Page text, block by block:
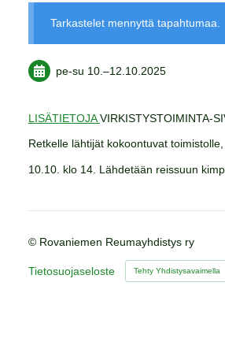
Tarkastelet mennyttä tapahtumaa.
pe-su 10.–12.10.2025
LISÄTIETOJAVIRKISTYSTOIMINTA-
Retkelle lähtijät kokoontuvat
10.10. klo 14. Lähdetään reissuun
© Rovaniemen Reumayhdistys ry
Tietosuojaseloste Tehty Yhdistysavaimella